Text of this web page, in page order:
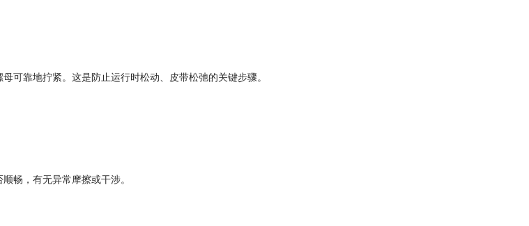
可靠地拧紧。这是防止运行时松动、皮带松弛的关键步骤。
畅，有无异常摩擦或干涉。